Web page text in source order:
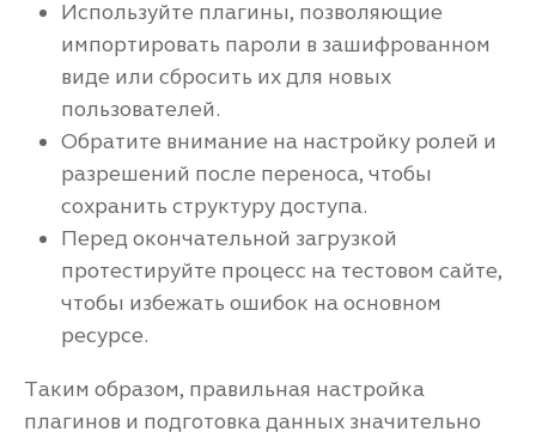
Используйте плагины, позволяющие
импортировать пароли в зашифрованном
виде или сбросить их для новых
пользователей.
Обратите внимание на настройку ролей и
разрешений после переноса, чтобы
сохранить структуру доступа.
Перед окончательной загрузкой
протестируйте процесс на тестовом сайте,
чтобы избежать ошибок на основном
ресурсе.
Таким образом, правильная настройка
плагинов и подготовка данных значительно